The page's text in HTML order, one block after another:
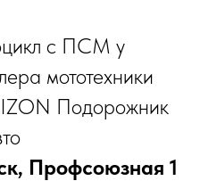
с ПСМ у
мототехники
Подорожник
Профсоюзная 1